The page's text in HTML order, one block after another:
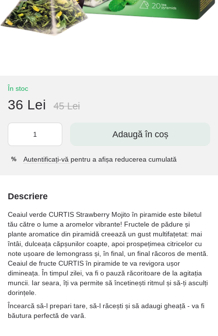
În stoc
36 Lei 45 Lei
Adaugă în coș
% Autentificați-vă pentru a afișa reducerea cumulată
Descriere
Ceaiul verde CURTIS Strawberry Mojito în piramide este biletul
tău către o lume a aromelor vibrante! Fructele de pădure și
plante aromatice din piramidă creează un gust multifațetat: mai
întâi, dulceața căpșunilor coapte, apoi prospețimea citricelor cu
note ușoare de lemongrass și, în final, un final răcoros de mentă.
Ceaiul de fructe CURTIS în piramide te va revigora ușor
dimineața. În timpul zilei, va fi o pauză răcoritoare de la agitația
muncii. Iar seara, îți va permite să încetinești ritmul și să-ți asculți
dorințele.
Încearcă să-l prepari tare, să-l răcești și să adaugi gheață - va fi
băutura perfectă de vară.